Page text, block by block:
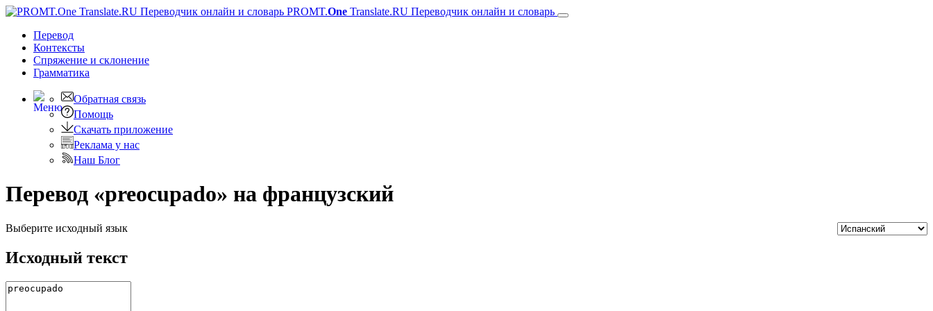
PROMT.One Translate.RU Переводчик онлайн и словарь
Перевод
Контексты
Спряжение и склонение
Грамматика
Обратная связь
Помощь
Скачать приложение
Реклама у нас
Наш Блог
Перевод «preocupado» на французский
Выберите исходный язык
Исходный текст